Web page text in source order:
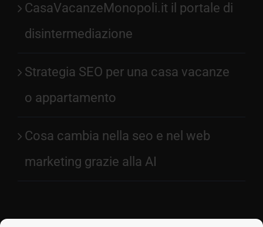
CasaVacanzeMonopoli.it il portale di
disintermediazione
Strategia SEO per una casa vacanze
o appartamento
Cosa cambia nella seo e nel web
marketing grazie alla AI